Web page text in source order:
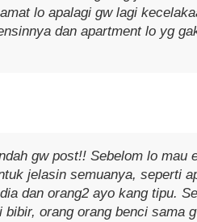
lo apalagi gw lagi
dan apartment lo yg
gw post!! Sebelom lo mau
jelasin semuanya, seperti
dan orang2 ayo kang tipu.
orang orang benci sama